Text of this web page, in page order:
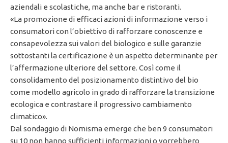
aziendali e scolastiche, ma anche bar e ristoranti.
«La promozione di efficaci azioni di informazione verso i
consumatori con l’obiettivo di rafforzare conoscenze e
consapevolezza sui valori del biologico e sulle garanzie
sottostanti la certificazione è un aspetto determinante per
l’affermazione ulteriore del settore. Così come il
consolidamento del posizionamento distintivo del bio
come modello agricolo in grado di rafforzare la transizione
ecologica e contrastare il progressivo cambiamento
climatico».
Dal sondaggio di Nomisma emerge che ben 9 consumatori
su 10 non hanno sufficienti informazioni o vorrebbero